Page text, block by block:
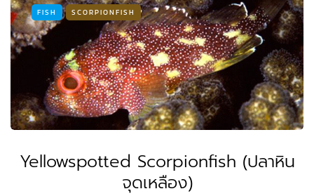
FISH SCORPIONFISH
Yellowspotted Scorpionfish (ปลาหิน
จุดเหลือง)